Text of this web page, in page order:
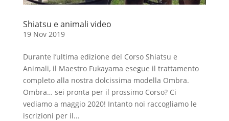
Shiatsu e animali video
19 Nov 2019
Durante l’ultima edizione del Corso Shiatsu e
Animali, il Maestro Fukayama esegue il trattamento
completo alla nostra dolcissima modella Ombra.
Ombra… sei pronta per il prossimo Corso? Ci
vediamo a maggio 2020! Intanto noi raccogliamo le
iscrizioni per il...